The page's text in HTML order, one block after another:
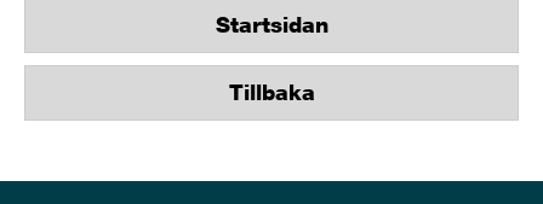
Startsidan
Tillbaka